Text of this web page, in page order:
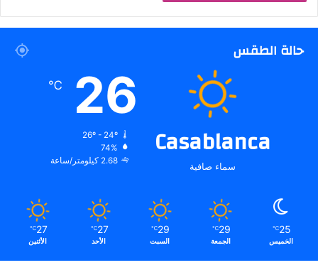
حالة الطقس
Casablanca
سماء صافية
26
℃
26º - 24º
74%
2.68 كيلومتر/ساعة
25
℃
الخميس
29
℃
الجمعة
29
℃
السبت
27
℃
الأحد
27
℃
الأثنين